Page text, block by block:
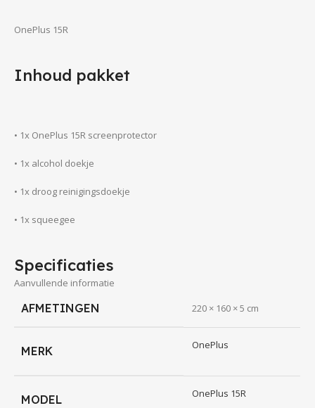
OnePlus 15R
Inhoud pakket
• 1x OnePlus 15R screenprotector
• 1x alcohol doekje
• 1x droog reinigingsdoekje
• 1x squeegee
Specificaties
• OnePlus 15R Screenkeeper Anti Blue Ray Screenprotector
• Transparant Premium Screenprotector
Aanvullende informatie
AFMETINGEN 220 × 160 × 5 cm
MERK OnePlus
MODEL OnePlus 15R